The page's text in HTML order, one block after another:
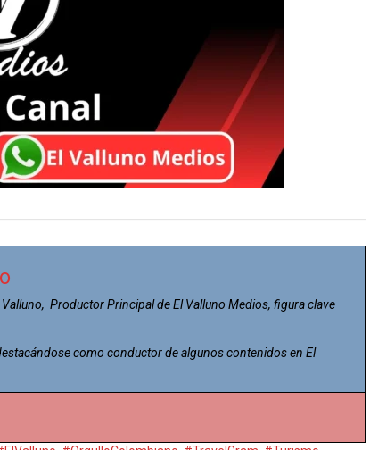
Productor Principal de El Valluno Medios, figura clave
como conductor de algunos contenidos en El